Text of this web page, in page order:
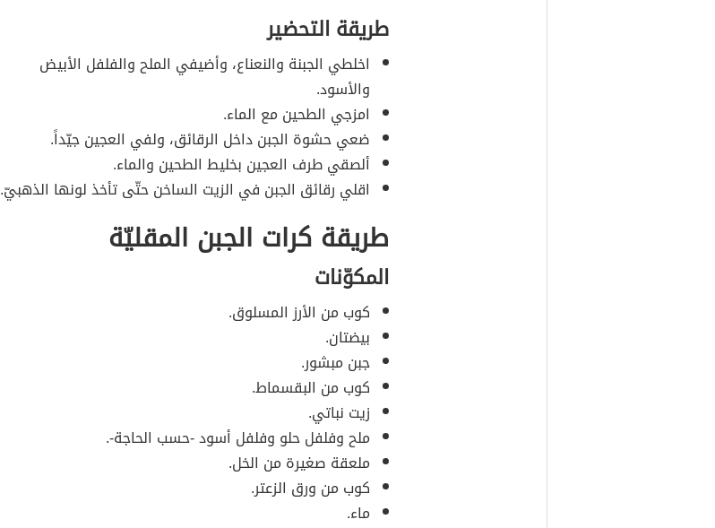
طريقة التحضير
اخلطي الجبنة والنعناع، وأضيفي الملح والفلفل الأبيض
والأسود.
امزجي الطحين مع الماء.
ضعي حشوة الجبن داخل الرقائق، ولفي العجين جيّداً.
ألصقي طرف العجين بخليط الطحين والماء.
اقلي رقائق الجبن في الزيت الساخن حتّى تأخذ لونها الذهبيّ.
طريقة كرات الجبن المقليّة
المكوّنات
كوب من الأرز المسلوق.
بيضتان.
جبن مبشور.
كوب من البقسماط.
زيت نباتي.
ملح وفلفل حلو وفلفل أسود -حسب الحاجة-.
ملعقة صغيرة من الخل.
كوب من ورق الزعتر.
ماء.